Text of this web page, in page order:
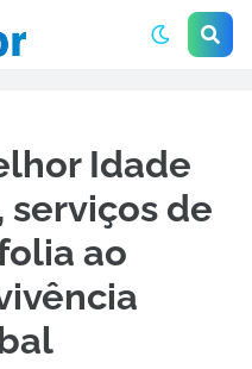
Idade
serviços de
ao